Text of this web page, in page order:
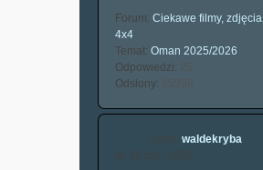
Forum: Ciekawe filmy, zdjęcia
4x4
Temat: Oman 2025/2026
Odpowiedzi:
25
Odsłony:
25996
waldekryba